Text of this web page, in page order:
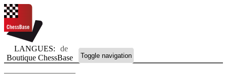
LANGUES:
de
Boutique ChessBase
Toggle navigation